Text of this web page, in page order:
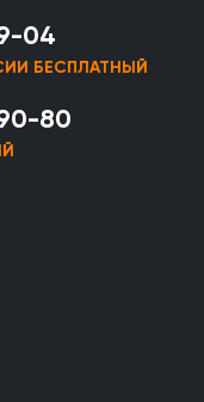
04
БЕСПЛАТНЫЙ
80